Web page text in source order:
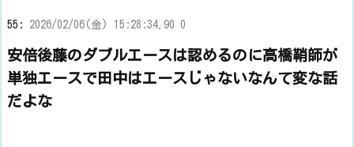
55: 2026/02/06(金) 15:28:34.90 0
安倍後藤のダブルエースは認めるのに高橋鞘師が
単独エースで田中はエースじゃないなんて変な話
だよな